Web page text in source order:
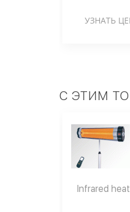
УЗНАТЬ
С ЭТИМ
Infrared